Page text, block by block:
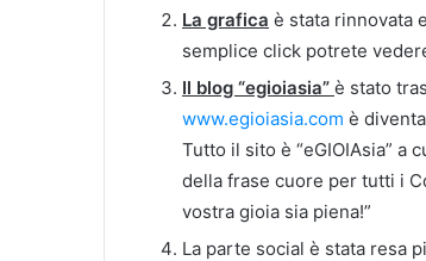
La grafica è stata rinnovata
semplice click potrete
Il blog “egioiasia” è stato
www.egioiasia.com è
Tutto il sito è “eGIOIAsia” a
della frase cuore per tutti i
vostra gioia sia piena!”
La parte social è stata resa